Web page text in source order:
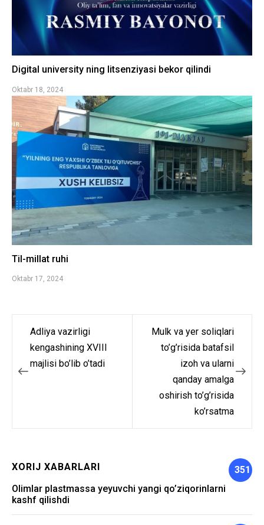
Digital university ning litsenziyasi bekor qilindi
Oktabr 18, 2024
Til-millat ruhi
Oktabr 17, 2024
Post
menyusi
Adliya vazirligi
kengashining XVIII
majlisi bo’lib o’tadi
Mulk va yer soliqlari
to’g’risida batafsil
izoh va ularni
qanday amalga
oshirish to’g’risida
ko’rsatma
XORIJ XABARLARI
351
Olimlar plastmassa yeyuvchi yangi qo’ziqorinlarni
kashf qilishdi